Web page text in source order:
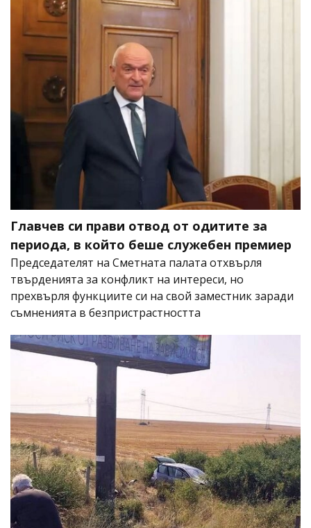
Главчев си прави отвод от одитите за
периода, в който беше служебен премиер
Председателят на Сметната палата отхвърля
твърденията за конфликт на интереси, но
прехвърля функциите си на свой заместник заради
съмненията в безпристрастността